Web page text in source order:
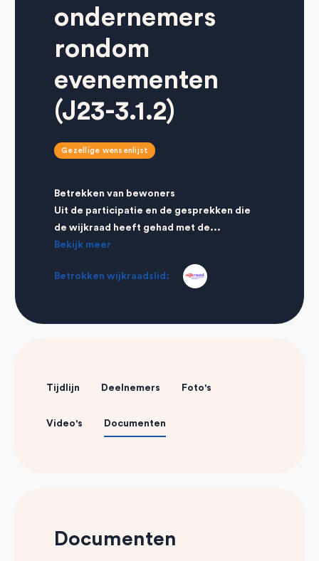
ondernemers
rondom
evenementen
(J23-3.1.2)
Gezellige wensenlijst
Betrekken van bewoners
Uit de participatie en de gesprekken die
de wijkraad heeft gehad met de...
Bekijk meer
Betrokken wijkraadslid:
Tijdlijn Deelnemers Foto's
Video's Documenten
Documenten